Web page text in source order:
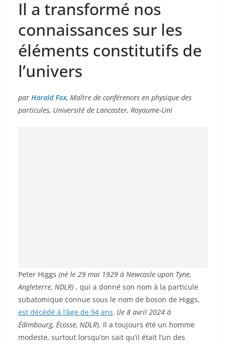
Il a transformé nos
connaissances sur les
éléments constitutifs de
l’univers
par Harald Fox, Maître de conférences en physique des
particules, Université de Lancaster, Royaume-Uni
Peter Higgs (né le 29 mai 1929 à Newcasle upon Tyne,
Angleterre, NDLR) , qui a donné son nom à la particule
subatomique connue sous le nom de boson de Higgs,
est décédé à l’âge de 94 ans. (le 8 avril 2024 à
Édimbourg, Écosse, NDLR). Il a toujours été un homme
modeste, surtout lorsqu’on sait qu’il était l’un des